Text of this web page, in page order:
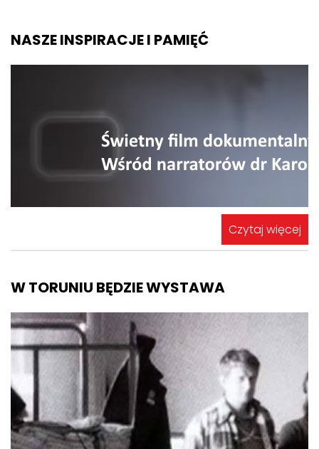
NASZE INSPIRACJE I PAMIĘĆ
Czytaj więcej
W TORUNIU BĘDZIE WYSTAWA